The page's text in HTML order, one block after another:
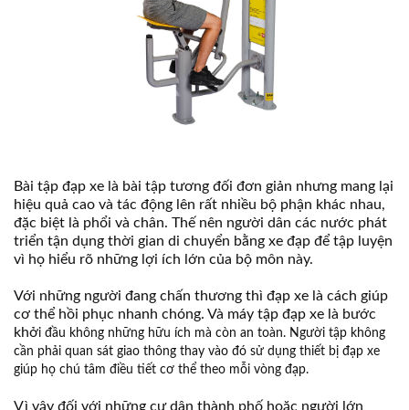
Bài tập đạp xe là bài tập tương đối đơn giản nhưng mang lại
hiệu quả cao và tác động lên rất nhiều bộ phận khác nhau,
đặc biệt là phổi và chân. Thế nên người dân các nước phát
triển tận dụng thời gian di chuyển bằng xe đạp để tập luyện
vì họ hiểu rõ những lợi ích lớn của bộ môn này.
Với những người đang chấn thương thì đạp xe là cách giúp
cơ thể hồi phục nhanh chóng. Và máy tập đạp xe là bước
khởi đầu không những hữu ích mà còn an toàn. Người tập không
cần phải quan sát giao thông thay vào đó sử dụng thiết bị đạp xe
giúp họ chú tâm điều tiết cơ thể theo mỗi vòng đạp.
Vì vậy đối với những cư dân thành phố hoặc người lớn